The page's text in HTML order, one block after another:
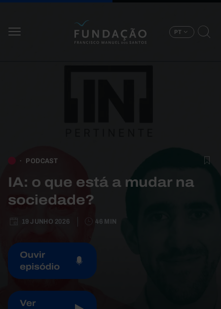
PT
PODCAST
IA: o que está a mudar na
sociedade?
19 JUNHO 2026 46 MIN
Ouvir
episódio
Ver